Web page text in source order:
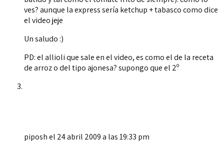
ves? aunque la express sería ketchup + tabasco como dice
el video jeje
Un saludo :)
PD: el allioli que sale en el video, es como el de la receta
de arroz o del tipo ajonesa? supongo que el 2º
piposhel 24 abril 2009 a las 19:33 pm